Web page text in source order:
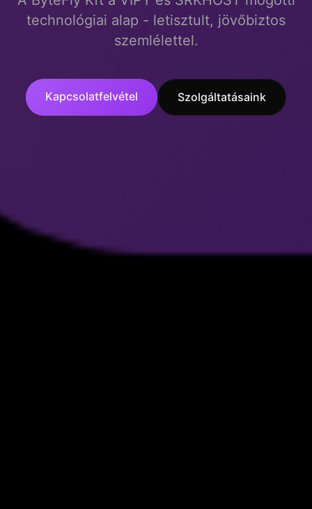
technológiai alap - letisztult, jövőbiztos
szemlélettel.
Kapcsolatfelvétel Szolgáltatásaink